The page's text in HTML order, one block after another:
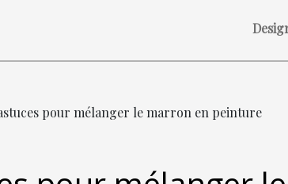
pour mélanger le marron en peinture